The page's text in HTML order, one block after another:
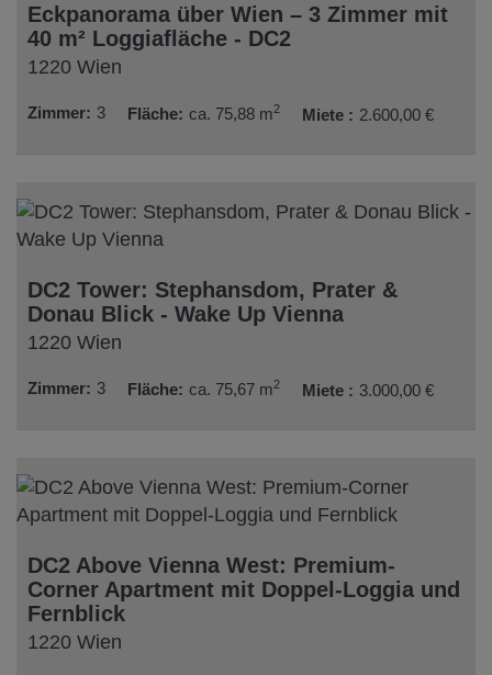
Eckpanorama über Wien – 3 Zimmer mit
40 m² Loggiafläche - DC2
1220 Wien
Zimmer 3 Fläche ca. 75,88 m2 Miete 2.600,00 €
DC2 Tower: Stephansdom, Prater &
Donau Blick - Wake Up Vienna
1220 Wien
Zimmer 3 Fläche ca. 75,67 m2 Miete 3.000,00 €
DC2 Above Vienna West: Premium-
Corner Apartment mit Doppel-Loggia und
Fernblick
1220 Wien